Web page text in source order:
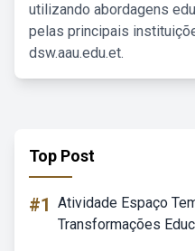
utilizando abordagens
pelas principais
dsw.aau.edu.et.
Top Post
#1 Atividade Espaço
Transformações